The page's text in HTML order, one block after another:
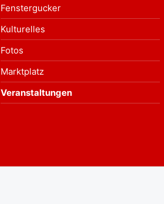
Fenstergucker
Kulturelles
Fotos
Marktplatz
Veranstaltungen